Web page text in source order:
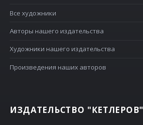
Все художники
Авторы нашего издательства
Художники нашего издательства
Произведения наших авторов
ИЗДАТЕЛЬСТВО "КЕТЛЕРОВ"